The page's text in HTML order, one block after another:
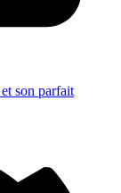
son parfait